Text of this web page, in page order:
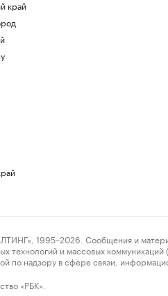
край
1995–2026. Сообщения и
технологий и массовых
по надзору в сфере связи,
«РБК».